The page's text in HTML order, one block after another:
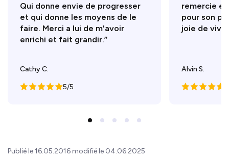
Qui donne envie de progresser
et qui donne les moyens de le
faire. Merci a lui de m'avoir
enrichi et fait grandir.”
Cathy C.
5/5
remercie
pour son
joie de
Alvin S.
Publié le 16.05.2016 modifié le 04.06.2025